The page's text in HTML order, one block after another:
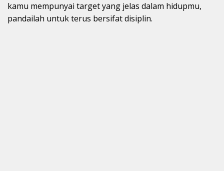
kamu mempunyai target yang jelas dalam hidupmu,
pandailah untuk terus bersifat disiplin.